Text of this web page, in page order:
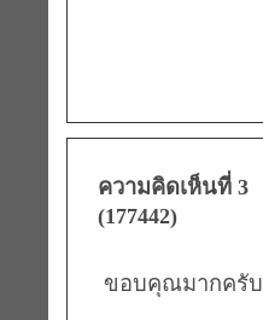
ความคิดเห็นที่ 3
(177442)
ขอบคุณมากครับ